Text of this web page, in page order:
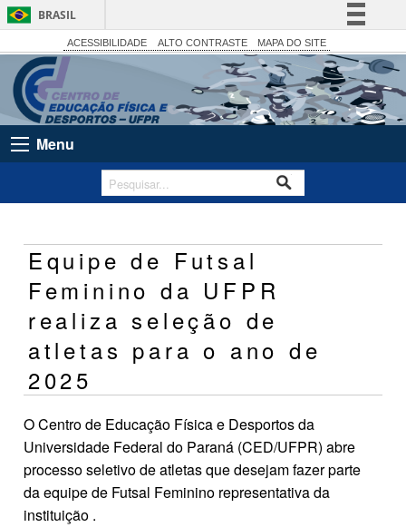
BRASIL
Simplifique!
Comunica BR
Participe
Acesso à informação
Canais
ACESSIBILIDADE ALTO CONTRASTE MAPA DO SITE
Menu
Equipe de Futsal
Feminino da UFPR
realiza seleção de
atletas para o ano de
2025
O Centro de Educação Física e Desportos da
Universidade Federal do Paraná (CED/UFPR) abre
processo seletivo de atletas que desejam fazer parte
da equipe de Futsal Feminino representativa da
instituição .